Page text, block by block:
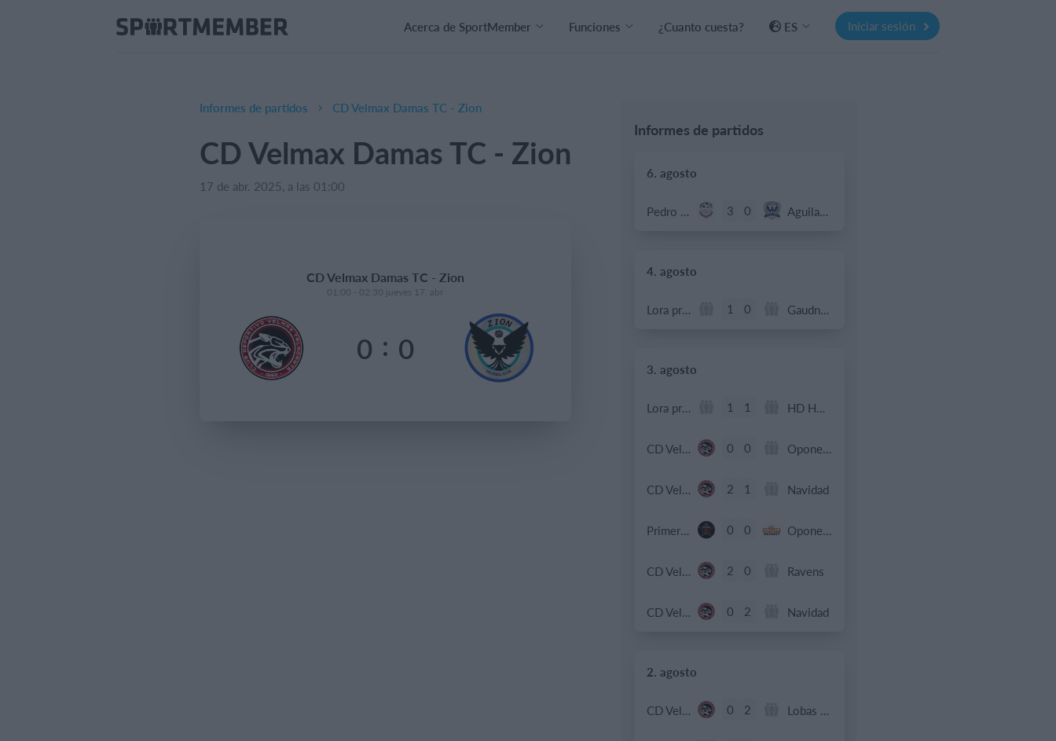
Acerca de SportMember Funciones ¿Cuanto cuesta? ES Iniciar sesión
Informes de partidos CD Velmax Damas TC - Zion
CD Velmax Damas TC - Zion
17 de abr. 2025, a las 01:00
CD Velmax Damas TC - Zion
01:00 - 02:30 jueves 17. abr
0 : 0
Informes de partidos
6. agosto
Pedro Pe 3 0 Aguilas Boston College
4. agosto
Lora prueba 1 0 Gaudndaj
3. agosto
Lora prueba 1 1 HD HD d
CD Velmax Damas TC 0 0 Oponente
CD Velmax Damas TC 2 1 Navidad
Primera División 0 0 Oponente
CD Velmax Damas TC 2 0 Ravens
CD Velmax Damas TC 0 2 Navidad
2. agosto
CD Velmax Damas TC 0 2 Lobas de Montemar